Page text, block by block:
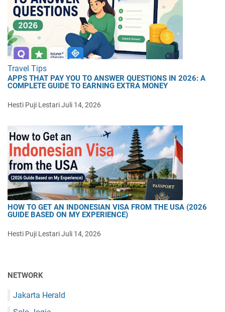
Travel Tips
APPS THAT PAY YOU TO ANSWER QUESTIONS IN 2026: A
COMPLETE GUIDE TO EARNING EXTRA MONEY
Hesti Puji LestariJuli 14, 2026
HOW TO GET AN INDONESIAN VISA FROM THE USA (2026
GUIDE BASED ON MY EXPERIENCE)
Hesti Puji LestariJuli 14, 2026
NETWORK
Jakarta Herald